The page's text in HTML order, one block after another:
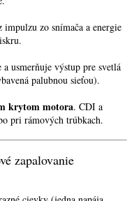
zo snímača a energie
usmerňuje výstup pre svetlá
palubnou sieťou).
krytom motora. CDI a
pri rámových trúbkach.
zapalovanie